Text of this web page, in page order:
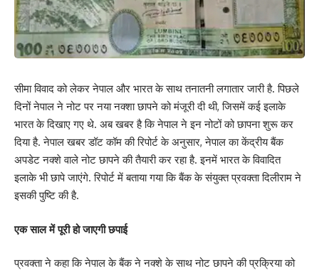
सीमा विवाद को लेकर नेपाल और भारत के साथ तनातनी लगातार जारी है. पिछले
दिनों नेपाल ने नोट पर नया नक्शा छापने को मंजूरी दी थी, जिसमें कई इलाके
भारत के दिखाए गए थे. अब खबर है कि नेपाल ने इन नोटों को छापना शुरू कर
दिया है. नेपाल खबर डॉट कॉम की रिपोर्ट के अनुसार, नेपाल का केंद्रीय बैंक
अपडेट नक्शे वाले नोट छापने की तैयारी कर रहा है. इनमें भारत के विवादित
इलाके भी छापे जाएंगे. रिपोर्ट में बताया गया कि बैंक के संयुक्त प्रवक्ता दिलीराम ने
इसकी पुष्टि की है.
एक साल में पूरी हो जाएगी छपाई
प्रवक्ता ने कहा कि नेपाल के बैंक ने नक्शे के साथ नोट छापने की प्रक्रिया को